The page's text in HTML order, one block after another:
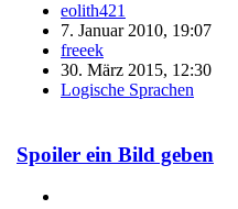
eolith421
7. Januar 2010, 19:07
freeek
30. März 2015, 12:30
Logische Sprachen
Spoiler ein Bild geben